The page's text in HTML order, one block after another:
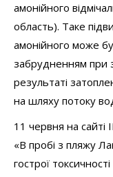
амонійного
область). Таке
амонійного може
забрудненням при
результаті
на шляху потоку
11 червня на сайті
«В пробі з пляжу
гострої